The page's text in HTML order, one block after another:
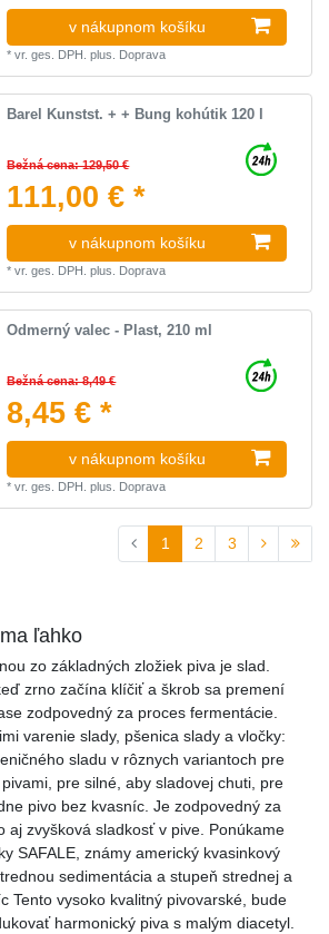
v nákupnom košíku
*vr. ges. DPH. plus. Doprava
Barel Kunstst. + + Bung kohútik 120 l
Bežná cena: 129,50 €
111,00 € *
v nákupnom košíku
*vr. ges. DPH. plus. Doprava
Odmerný valec - Plast, 210 ml
Bežná cena: 8,49 €
8,45 € *
v nákupnom košíku
*vr. ges. DPH. plus. Doprava
1 2 3
ľahko
zo základných zložiek piva je slad.
zrno začína klíčiť a škrob sa premení
zodpovedný za proces fermentácie.
varenie slady, pšenica slady a vločky:
sladu v rôznych variantoch pre
pre silné, aby sladovej chuti, pre
pivo bez kvasníc. Je zodpovedný za
aj zvyšková sladkosť v pive. Ponúkame
SAFALE, známy americký kvasinkový
sedimentácia a stupeň strednej a
Tento vysoko kvalitný pivovarské, bude
harmonický piva s malým diacetyl.